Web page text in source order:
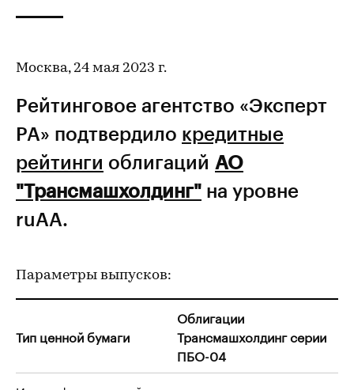
Москва, 24 мая 2023 г.
Рейтинговое агентство «Эксперт
РА» подтвердило кредитные
рейтинги облигаций АО
"Трансмашхолдинг" на уровне
ruAA.
Параметры выпусков:
Тип ценной бумаги
Облигации
Трансмашхолдинг серии
ПБО-04